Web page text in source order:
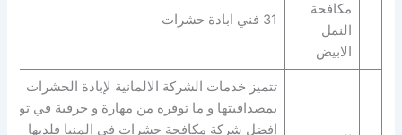
مكافحة
النمل
الابيض
31 فني ابادة حشرات
تتميز خدمات الشركة الالمانية لإبادة الحشرات
بمصداقيتها و ما توفره من مهارة و حرفية في توفير
افضل شركة مكافحة حشرات في المنيا فلديها